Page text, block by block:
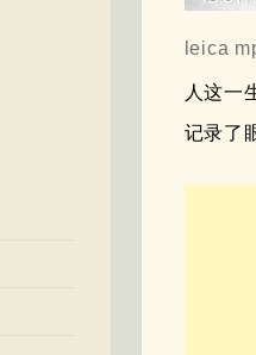
leica
人这一
记录了